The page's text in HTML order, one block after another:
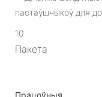
10
Пакета
Працоўныя